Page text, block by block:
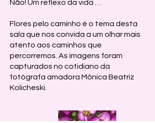
Não! Um reflexo da vida …
Flores pelo caminho é o tema desta
sala que nos convida a um olhar mais
atento aos caminhos que
percorremos. As imagens foram
capturados no cotidiano da
fotógrafa amadora Mônica Beatriz
Kolicheski.